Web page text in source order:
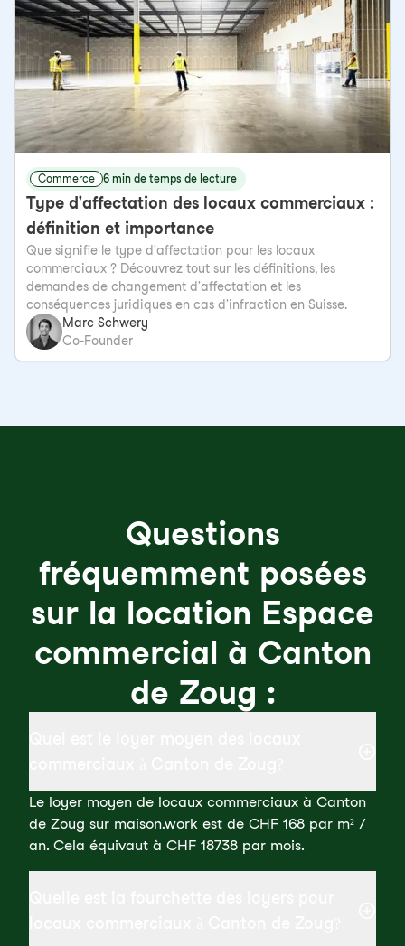
Commerce 6 min de temps de lecture
Type d'affectation des locaux commerciaux :
définition et importance
Que signifie le type d'affectation pour les locaux
commerciaux ? Découvrez tout sur les définitions, les
demandes de changement d'affectation et les
conséquences juridiques en cas d'infraction en Suisse.
Marc Schwery
Co-Founder
Questions
fréquemment posées
sur la location Espace
commercial à Canton
de Zoug :
Le loyer moyen de locaux commerciaux à Canton
de Zoug sur maison.work est de CHF 168 par m² /
an. Cela équivaut à CHF 18738 par mois.